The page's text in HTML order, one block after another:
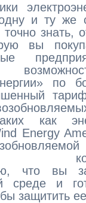
и ту же
знать,
вы
по
тариф
как
Energy
что вы
среде и
защитить